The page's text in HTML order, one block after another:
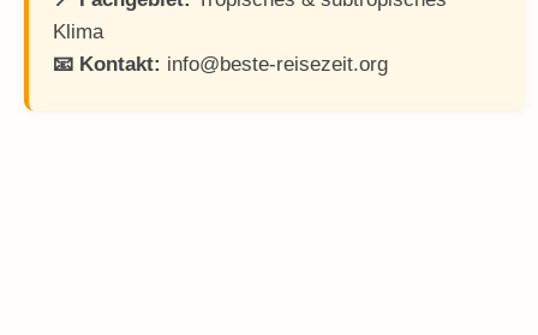
Klima
📧 Kontakt: info@beste-reisezeit.org